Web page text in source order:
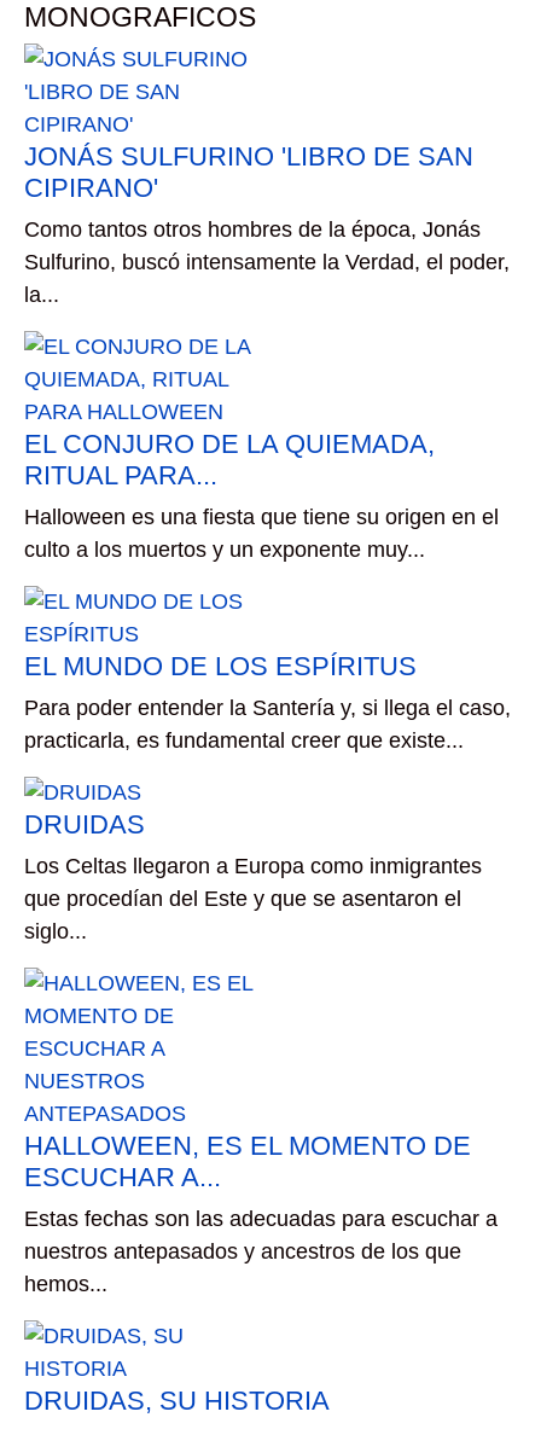
MONOGRAFICOS
JONÁS SULFURINO 'LIBRO DE SAN
CIPIRANO'
Como tantos otros hombres de la época, Jonás
Sulfurino, buscó intensamente la Verdad, el poder,
la...
EL CONJURO DE LA QUIEMADA,
RITUAL PARA...
Halloween es una fiesta que tiene su origen en el
culto a los muertos y un exponente muy...
EL MUNDO DE LOS ESPÍRITUS
Para poder entender la Santería y, si llega el caso,
practicarla, es fundamental creer que existe...
DRUIDAS
Los Celtas llegaron a Europa como inmigrantes
que procedían del Este y que se asentaron el
siglo...
HALLOWEEN, ES EL MOMENTO DE
ESCUCHAR A...
Estas fechas son las adecuadas para escuchar a
nuestros antepasados y ancestros de los que
hemos...
DRUIDAS, SU HISTORIA